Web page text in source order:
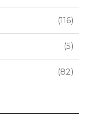
116
5
82